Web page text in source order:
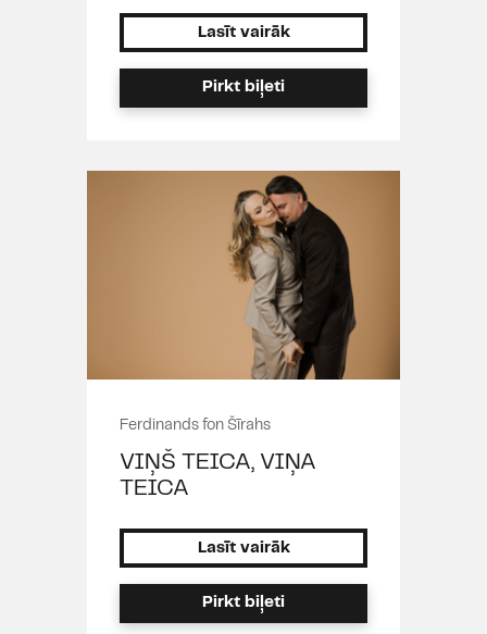
Lasīt vairāk
Pirkt biļeti
Ferdinands fon Šīrahs
VIŅŠ TEICA, VIŅA
TEICA
Lasīt vairāk
Pirkt biļeti